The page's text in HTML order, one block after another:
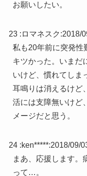
お願いしたい。
23 : ロマネスク :2018/
私も20年前に突発性
キツかった。いまだ
いけど、慣れてしま
耳鳴りは消えるけど
活には支障無いけど
メージだと思う。
24 :ken*****:2018/09/
まあ、応援します。
って…。